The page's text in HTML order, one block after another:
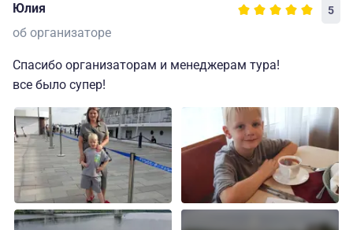
Юлия 5
об организаторе
Спасибо организаторам и менеджерам тура!
все было супер!